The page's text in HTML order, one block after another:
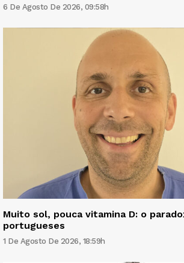
6 De Agosto De 2026, 09:58h
Muito sol, pouca vitamina D: o
portugueses
1 De Agosto De 2026, 18:59h